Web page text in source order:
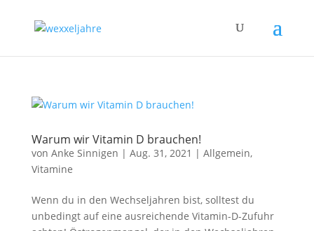
Warum wir Vitamin D brauchen!
von Anke Sinnigen | Aug. 31, 2021 | Allgemein,
Vitamine
Wenn du in den Wechseljahren bist, solltest du
unbedingt auf eine ausreichende Vitamin-D-Zufuhr